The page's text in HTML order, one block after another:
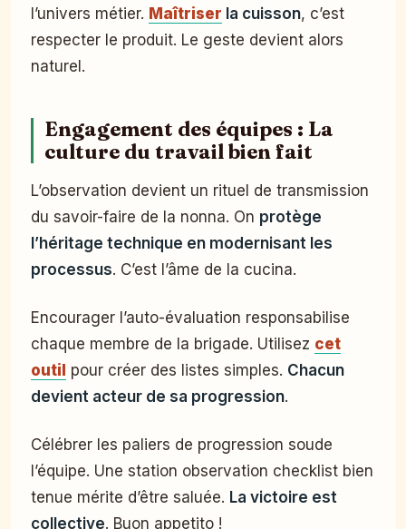
l’univers métier. Maîtriser la cuisson, c’est
respecter le produit. Le geste devient alors
naturel.
Engagement des équipes : La
culture du travail bien fait
L’observation devient un rituel de transmission
du savoir-faire de la nonna. On protège
l’héritage technique en modernisant les
processus. C’est l’âme de la cucina.
Encourager l’auto-évaluation responsabilise
chaque membre de la brigade. Utilisez cet
outil pour créer des listes simples. Chacun
devient acteur de sa progression.
Célébrer les paliers de progression soude
l’équipe. Une station observation checklist bien
tenue mérite d’être saluée. La victoire est
collective. Buon appetito !